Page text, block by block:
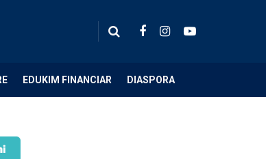
EDUKIM FINANCIAR DIASPORA